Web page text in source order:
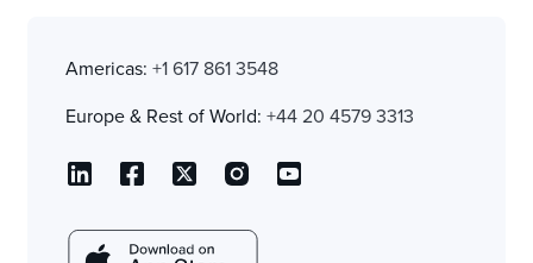
Americas: +1 617 861 3548
Europe & Rest of World: +44 20 4579 3313